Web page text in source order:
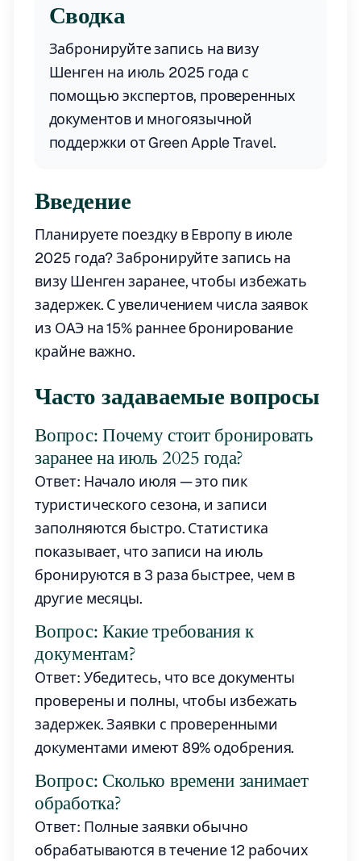
Сводка
Забронируйте запись на визу
Шенген на июль 2025 года с
помощью экспертов, проверенных
документов и многоязычной
поддержки от Green Apple Travel.
Введение
Планируете поездку в Европу в июле
2025 года? Забронируйте запись на
визу Шенген заранее, чтобы избежать
задержек. С увеличением числа заявок
из ОАЭ на 15% раннее бронирование
крайне важно.
Часто задаваемые вопросы
Вопрос: Почему стоит бронировать
заранее на июль 2025 года?
Ответ: Начало июля — это пик
туристического сезона, и записи
заполняются быстро. Статистика
показывает, что записи на июль
бронируются в 3 раза быстрее, чем в
другие месяцы.
Вопрос: Какие требования к
документам?
Ответ: Убедитесь, что все документы
проверены и полны, чтобы избежать
задержек. Заявки с проверенными
документами имеют 89% одобрения.
Вопрос: Сколько времени занимает
обработка?
Ответ: Полные заявки обычно
обрабатываются в течение 12 рабочих